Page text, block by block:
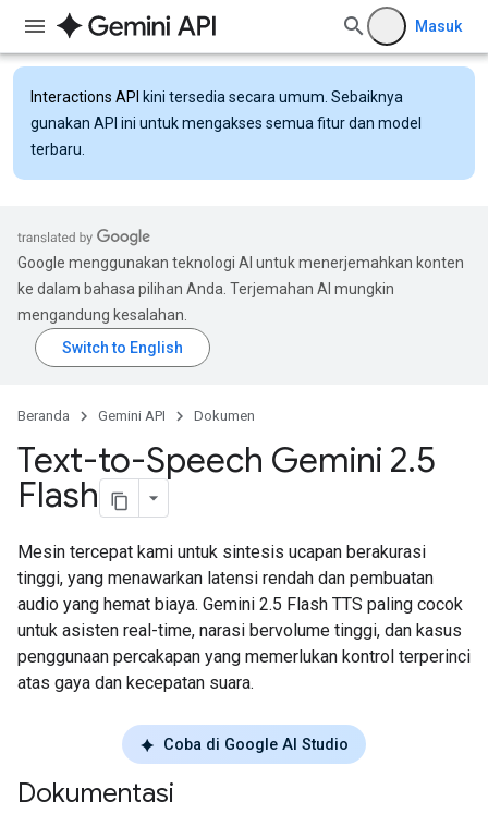
Masuk
Interactions API kini tersedia secara umum. Sebaiknya
gunakan API ini untuk mengakses semua fitur dan model
terbaru.
Google menggunakan teknologi AI untuk menerjemahkan konten
ke dalam bahasa pilihan Anda. Terjemahan AI mungkin
mengandung kesalahan.
Beranda Gemini API Dokumen
Text-to-Speech Gemini 2.5
Flash
Mesin tercepat kami untuk sintesis ucapan berakurasi
tinggi, yang menawarkan latensi rendah dan pembuatan
audio yang hemat biaya. Gemini 2.5 Flash TTS paling cocok
untuk asisten real-time, narasi bervolume tinggi, dan kasus
penggunaan percakapan yang memerlukan kontrol terperinci
atas gaya dan kecepatan suara.
Coba di Google AI Studio
Dokumentasi